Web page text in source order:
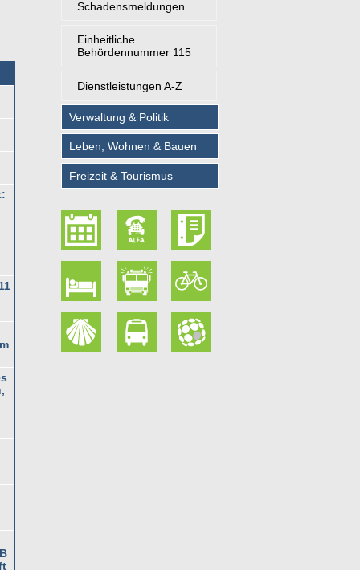
Schadensmeldungen
Einheitliche
Behördennummer 115
Dienstleistungen A-Z
Verwaltung & Politik
Leben, Wohnen & Bauen
Freizeit & Tourismus